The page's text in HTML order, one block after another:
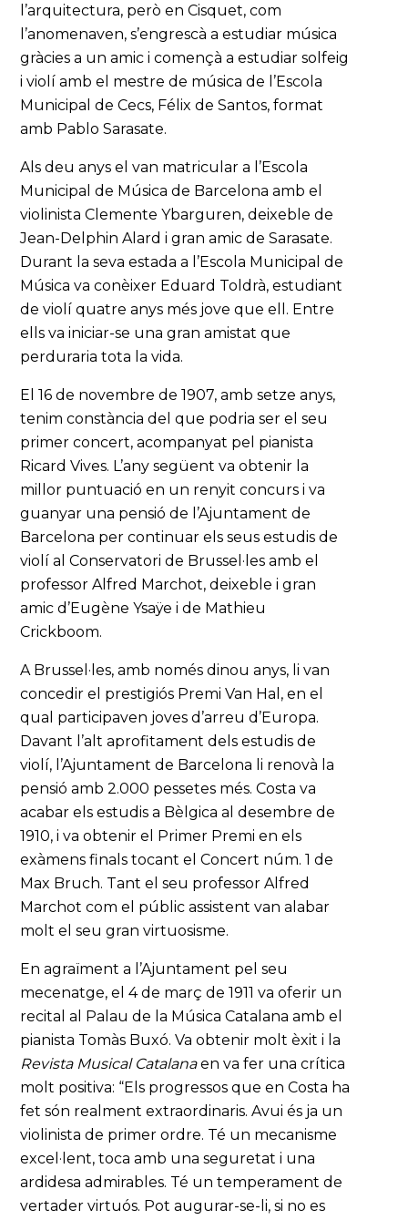
l’arquitectura, però en Cisquet, com
l’anomenaven, s’engrescà a estudiar música
gràcies a un amic i començà a estudiar solfeig
i violí amb el mestre de música de l’Escola
Municipal de Cecs, Félix de Santos, format
amb Pablo Sarasate.
Als deu anys el van matricular a l’Escola
Municipal de Música de Barcelona amb el
violinista Clemente Ybarguren, deixeble de
Jean-Delphin Alard i gran amic de Sarasate.
Durant la seva estada a l’Escola Municipal de
Música va conèixer Eduard Toldrà, estudiant
de violí quatre anys més jove que ell. Entre
ells va iniciar-se una gran amistat que
perduraria tota la vida.
El 16 de novembre de 1907, amb setze anys,
tenim constància del que podria ser el seu
primer concert, acompanyat pel pianista
Ricard Vives. L’any següent va obtenir la
millor puntuació en un renyit concurs i va
guanyar una pensió de l’Ajuntament de
Barcelona per continuar els seus estudis de
violí al Conservatori de Brussel·les amb el
professor Alfred Marchot, deixeble i gran
amic d’Eugène Ysaÿe i de Mathieu
Crickboom.
A Brussel·les, amb només dinou anys, li van
concedir el prestigiós Premi Van Hal, en el
qual participaven joves d’arreu d’Europa.
Davant l’alt aprofitament dels estudis de
violí, l’Ajuntament de Barcelona li renovà la
pensió amb 2.000 pessetes més. Costa va
acabar els estudis a Bèlgica al desembre de
1910, i va obtenir el Primer Premi en els
exàmens finals tocant el Concert núm. 1 de
Max Bruch. Tant el seu professor Alfred
Marchot com el públic assistent van alabar
molt el seu gran virtuosisme.
En agraïment a l’Ajuntament pel seu
mecenatge, el 4 de març de 1911 va oferir un
recital al Palau de la Música Catalana amb el
pianista Tomàs Buxó. Va obtenir molt èxit i la
Revista Musical Catalanaen va fer una crítica
molt positiva: “Els progressos que en Costa ha
fet són realment extraordinaris. Avui és ja un
violinista de primer ordre. Té un mecanisme
excel·lent, toca amb una seguretat i una
ardidesa admirables. Té un temperament de
vertader virtuós. Pot augurar-se-li, si no es